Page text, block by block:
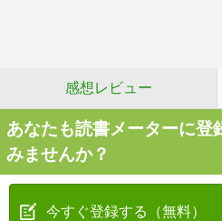
感想レビュー
あなたも読書メーターに登
みませんか？
今すぐ登録する（無料）